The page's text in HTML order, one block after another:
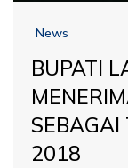
News
BUPATI
SEBAGAI
2018